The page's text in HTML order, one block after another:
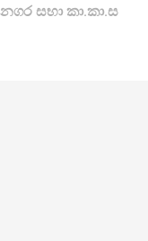
සභා කා.කා.ස